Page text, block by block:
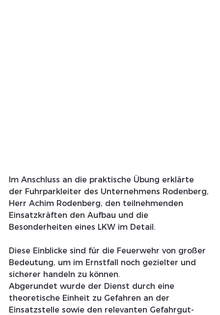
Im Anschluss an die praktische Übung erklärte
der Fuhrparkleiter des Unternehmens Rodenberg,
Herr Achim Rodenberg, den teilnehmenden
Einsatzkräften den Aufbau und die
Besonderheiten eines LKW im Detail.
Diese Einblicke sind für die Feuerwehr von großer
Bedeutung, um im Ernstfall noch gezielter und
sicherer handeln zu können.
Abgerundet wurde der Dienst durch eine
theoretische Einheit zu Gefahren an der
Einsatzstelle sowie den relevanten Gefahrgut-